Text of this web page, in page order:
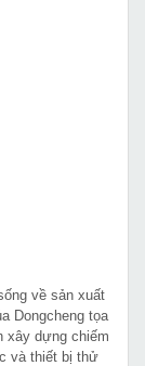
về sản xuất
Dongcheng tọa
xây dựng chiếm
và thiết bị thử